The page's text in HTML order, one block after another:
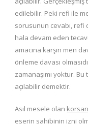
edilebilir. Peki refi ile
sorusunun cevabı, refi
hala devam eden
amacına karşın men
önleme davası
zamanaşımı yoktur.
açılabilir demektir.
Asıl mesele olan
eserin sahibinin izni